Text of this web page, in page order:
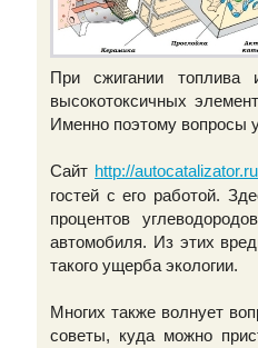
При сжигании топлива
высокотоксичных
Именно поэтому вопросы
Сайт http://autocatalizator.ru
гостей с его работой.
процентов
автомобиля. Из этих
такого ущерба экологии.
Многих также волнует
советы, куда можно